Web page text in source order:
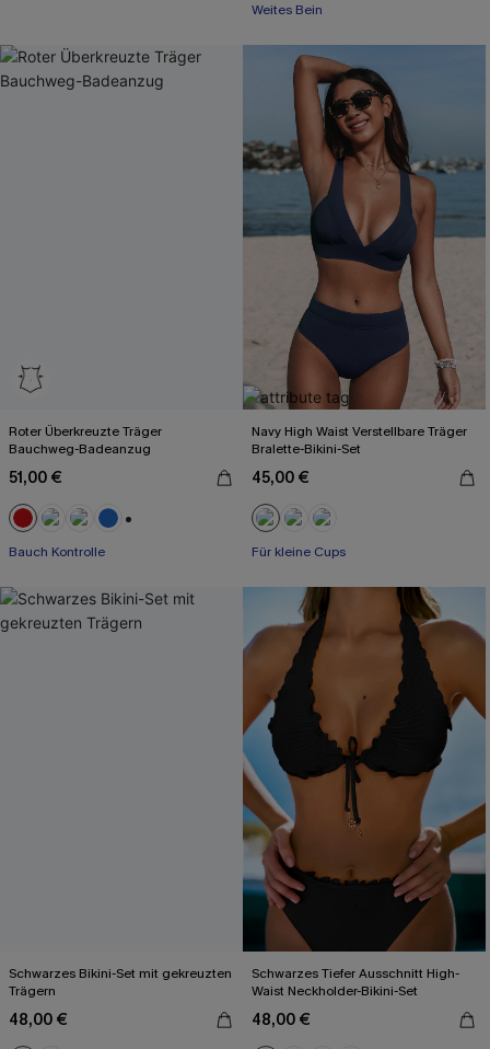
Weites Bein
Roter Überkreuzte Träger
Bauchweg-Badeanzug
51,00 €
Bauch Kontrolle
Navy High Waist Verstellbare Träger
Bralette-Bikini-Set
45,00 €
Für kleine Cups
Schwarzes Bikini-Set mit gekreuzten
Trägern
48,00 €
Schwarzes Tiefer Ausschnitt High-
Waist Neckholder-Bikini-Set
48,00 €